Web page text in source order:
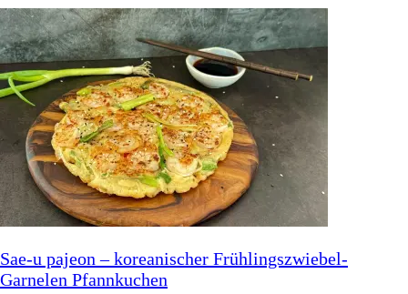
Sae-u pajeon – koreanischer Frühlingszwiebel-
Garnelen Pfannkuchen